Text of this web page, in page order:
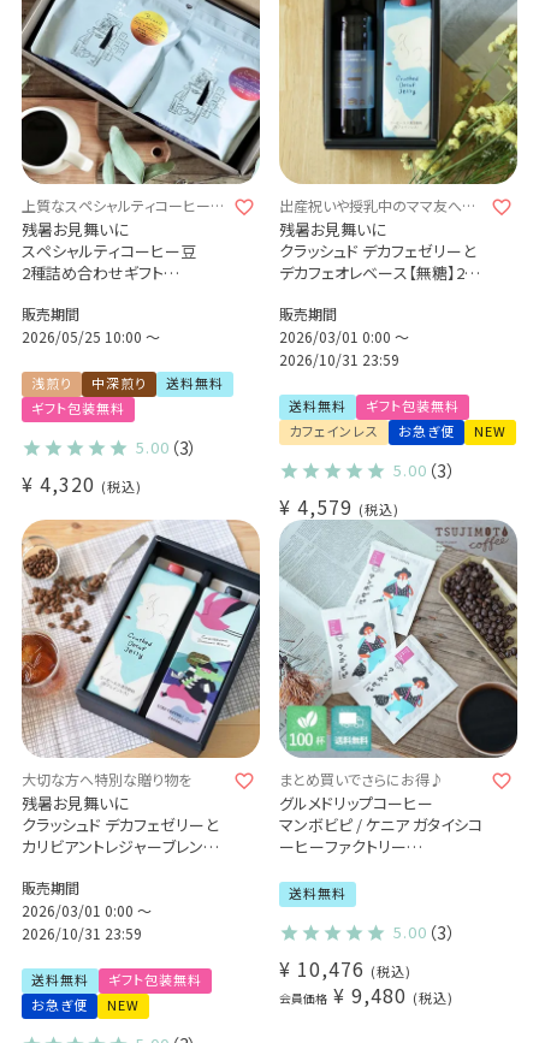
上質なスペシャルティコーヒーを
贈りませんか？
残暑お見舞いに
スペシャルティコーヒー豆
2種詰め合わせギフト
ス（浅煎り）200g
コロンビア カーニャドゥルセ
販売期間
2026/05/25 10:00 〜
浅煎り 中深煎り
送料無料
ギフト包装無料
5.00 （3）
¥ 4,320 税込
出産祝いや授乳中のママ友への
プレゼントに
残暑お見舞いに
クラッシュド デカフェゼリーと
デカフェオレベース【無糖】2本
カフェインレス プレゼント 送料
無料(l)
販売期間
2026/03/01 0:00〜
2026/10/31 23:59
送料無料
ギフト包装無料
カフェインレス
お急ぎ便 NEW
5.00 （3）
¥ 4,579 税込
大切な方へ特別な贈り物を
残暑お見舞いに
クラッシュド デカフェゼリーと
カリビアントレジャーブレンド 2
特別なコーヒーギフト Qグレー
ダー厳選 スペシャルティコー
ヒー豆使用
ー
プレゼント(l)
販売期間
2026/03/01 0:00 〜
2026/10/31 23:59
送料無料
ギフト包装無料
お急ぎ便
NEW
まとめ買いでさらにお得♪
グルメドリップコーヒー
マンボビピ / ケニア ガタイシコ
ーヒーファクトリー
送料無料
5.00 （3）
¥ 10,476 税込
会員価格 ¥ 9,480 税込